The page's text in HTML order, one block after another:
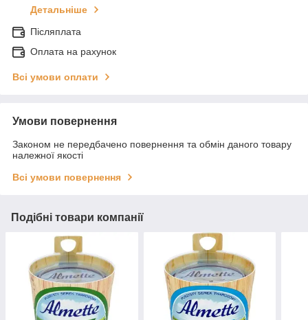
Детальніше
Післяплата
Оплата на рахунок
Всі умови оплати
Умови повернення
Законом не передбачено повернення та обмін даного товару
належної якості
Всі умови повернення
Подібні товари компанії